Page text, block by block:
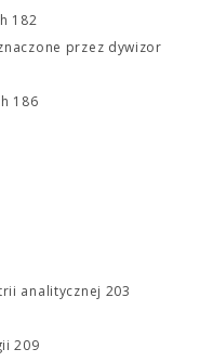
182
przez dywizor
186
analitycznej 203
209